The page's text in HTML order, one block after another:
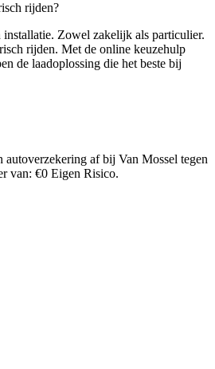
rijden?
installatie. Zowel zakelijk als particulier.
rijden. Met de online keuzehulp
de laadoplossing die het beste bij
af bij Van Mossel tegen
van: €0 Eigen Risico.